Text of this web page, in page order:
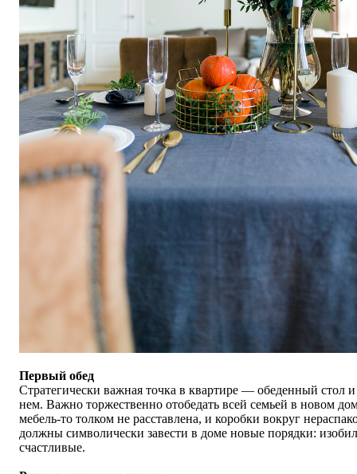
Первый обед
Стратегически важная точка в квартире — обеденный стол и
нем. Важно торжественно отобедать всей семьей в новом
мебель-то толком не расставлена, и коробки вокруг
должны символически завести в доме новые порядки:
счастливые.